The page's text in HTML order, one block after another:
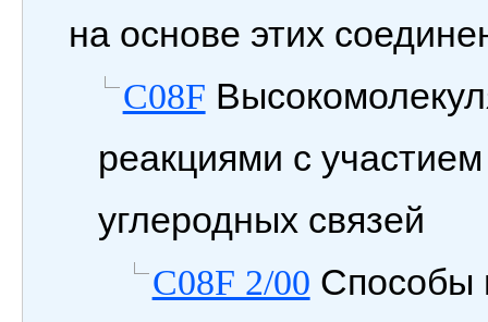
на основе этих
C08F
реакциями с
углеродных связей
C08F 2/00 Способы